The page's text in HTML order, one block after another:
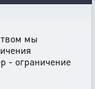
мы
- ограничение